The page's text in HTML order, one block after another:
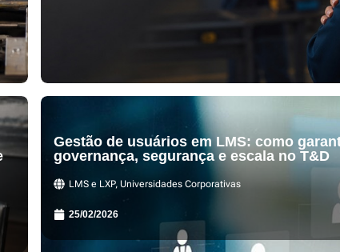
Gestão de usuários em LMS: como
governança, segurança e escala no T&D
LMS e LXP,Universidades Corporativas
25/02/2026